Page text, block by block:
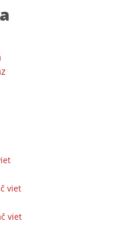
viet
viet